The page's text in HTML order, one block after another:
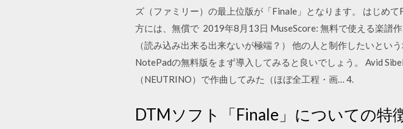
ズ（ファミリー）の最上位版が「Finale」となります。 はじめ
方には、無償で 2019年8月13日 MuseScore: 無料で使える楽譜
（読み込み出来る出来ないが極端？） 他の人と制作したいとい
NotePadの無料版をまず導入してみると良いでしょう。 Avid
（NEUTRINO）で作曲してみた（ほぼ全工程・画… 4.
DTMソフト「Finale」についての特